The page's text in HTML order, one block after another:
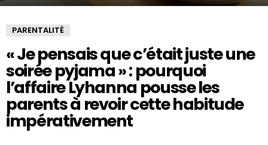
PARENTALITÉ
« Je pensais que c’était juste une
soirée pyjama » : pourquoi
l’affaire Lyhanna pousse les
parents à revoir cette habitude
impérativement